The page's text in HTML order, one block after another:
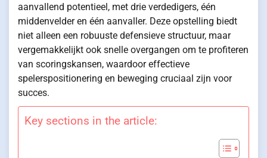
aanvallend potentieel, met drie verdedigers, één
middenvelder en één aanvaller. Deze opstelling biedt
niet alleen een robuuste defensieve structuur, maar
vergemakkelijkt ook snelle overgangen om te profiteren
van scoringskansen, waardoor effectieve
spelerspositionering en beweging cruciaal zijn voor
succes.
Key sections in the article: